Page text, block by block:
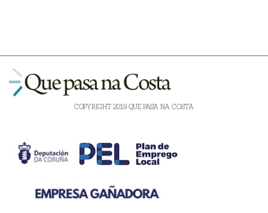
COPYRIGHT 2019 QUE PASA NA COSTA